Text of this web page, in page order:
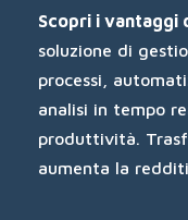
Scopri i vantaggi
soluzione di
processi,
analisi in tempo
produttività.
aumenta la